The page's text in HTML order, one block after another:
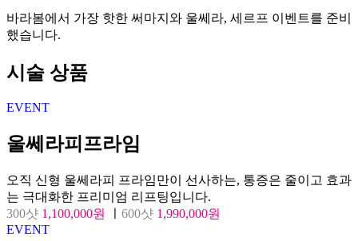
바라봄에서 가장 핫한 써마지와 울쎄라, 세르프 이벤트를 준비
했습니다.
시술 상품
EVENT
울쎄라피프라임
오직 신형 울쎄라피 프라임만이 선사하는, 통증은 줄이고 효과
는 극대화한 프리미엄 리프팅입니다.
300샷 1,100,000원 600샷 1,990,000원
EVENT